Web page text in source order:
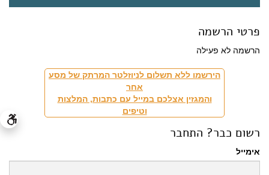
פרטי הרשמה
הרשמה לא פעילה
הירשמו ללא תשלום לניוזלטר המרתק של מסע
אחר
והמגזין אצלכם במייל עם כתבות, המלצות
וטיפים
רשום כבר? התחבר
אימייל